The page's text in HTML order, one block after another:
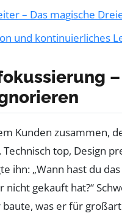
– Das magische
und kontinuierliches
Kunden zusammen,
top, Design
ihn: „Wann hast du
gekauft hat?“
baute, was er für